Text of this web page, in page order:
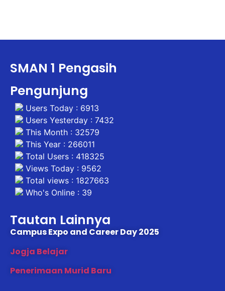
SMAN 1 Pengasih
Pengunjung
Users Today : 6913
Users Yesterday : 7432
This Month : 32579
This Year : 266011
Total Users : 418325
Views Today : 9562
Total views : 1827663
Who's Online : 39
Tautan Lainnya
Campus Expo and Career Day 2025
Jogja Belajar
Penerimaan Murid Baru